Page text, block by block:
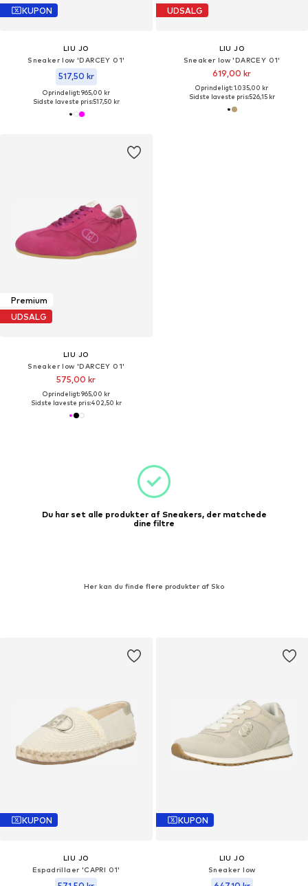
KUPON
LIU JO
Sneaker low 'DARCEY 01'
517,50 kr
Oprindeligt: 965,00 kr
Sidste laveste pris:517,50 kr
UDSALG
LIU JO
Sneaker low 'DARCEY 01'
619,00 kr
Oprindeligt: 1.035,00 kr
Sidste laveste pris:526,15 kr
Premium
UDSALG
LIU JO
Sneaker low 'DARCEY 01'
575,00 kr
Oprindeligt: 965,00 kr
Sidste laveste pris:402,50 kr
Du har set alle produkter af Sneakers, der matchede
dine filtre
Her kan du finde flere produkter af Sko
KUPON
LIU JO
Espadrillaer 'CAPRI 01'
KUPON
LIU JO
Sneaker low